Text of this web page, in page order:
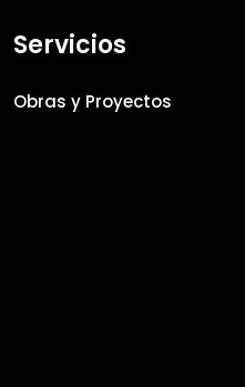
Servicios
Obras y Proyectos